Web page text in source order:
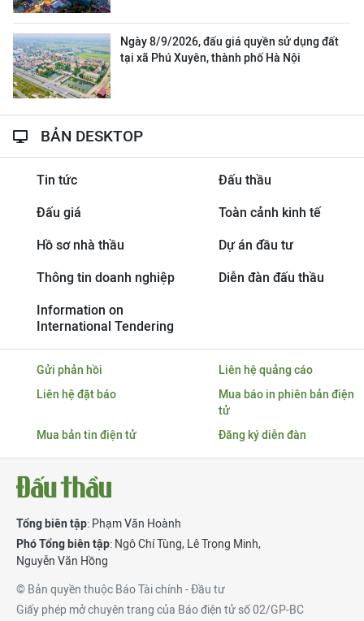
Ngày 8/9/2026, đấu giá quyền sử dụng đất
tại xã Phú Xuyên, thành phố Hà Nội
BẢN DESKTOP
Tin tức Đấu thầu
Đấu giá Toàn cảnh kinh tế
Hồ sơ nhà thầu Dự án đầu tư
Thông tin doanh nghiệp Diễn đàn đấu thầu
Information on
International Tendering
Gửi phản hồi
Liên hệ quảng cáo
Liên hệ đặt báo
Mua báo in phiên bản điện
tử
Mua bản tin điện tử
Đăng ký diễn đàn
Tổng biên tập: Phạm Văn Hoành
Phó Tổng biên tập: Ngô Chí Tùng, Lê Trọng Minh,
Nguyễn Văn Hồng
© Bản quyền thuộc Báo Tài chính - Đầu tư
Giấy phép mở chuyên trang của Báo điện tử số 02/GP-BC